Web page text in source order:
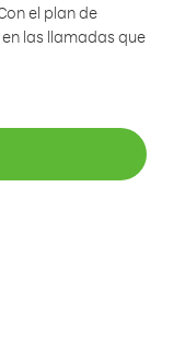
el plan de
las llamadas que